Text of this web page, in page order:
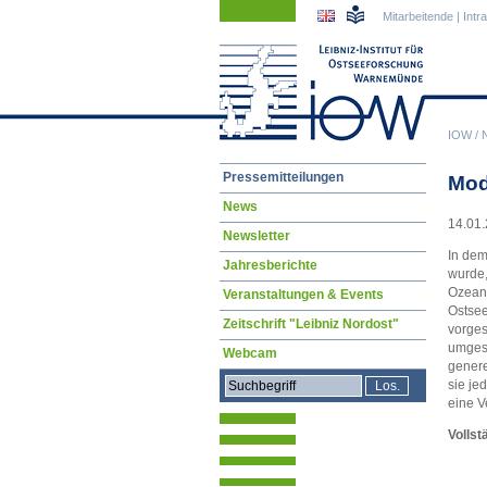
IOW/
Mitarbeitende |
In
sie
eine
Navigation
Pressemitteilungen
News
Newsletter
Jahresberichte
Veranstaltungen & Events
Zeitschrift "Leibniz Nordost"
Webcam